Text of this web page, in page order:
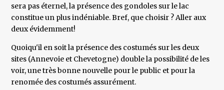
sera pas éternel, la présence des gondoles sur le lac
constitue un plus indéniable. Bref, que choisir ? Aller aux
deux évidemment!
Quoiqu'il en soit la présence des costumés sur les deux
sites (Annevoie et Chevetogne) double la possibilité de les
voir, une très bonne nouvelle pour le public et pour la
renomée des costumés assurément.